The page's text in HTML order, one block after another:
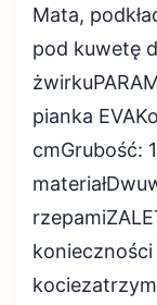
Mata,
pod kuwetę
pianka
cmGrubość:
konieczności